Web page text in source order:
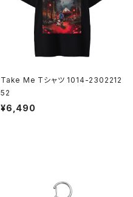
Take Me Tシャツ 1014-2302212
52
¥6,490